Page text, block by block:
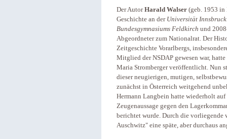
Der AutorHarald Walser (geb. 1953 in
Geschichte an der Universität Innsbruck
Bundesgymnasiums Feldkirch und
Abgeordneter zum Nationalrat. Der
Zeitgeschichte Vorarlbergs,
Mitglied der NSDAP gewesen war,
Maria Stromberger veröffentlicht. Nun
dieser neugierigen, mutigen,
zunächst in Österreich weitgehend
Hermann Langbein hatte wiederholt
Zeugenaussage gegen den
berichtet wurde. Durch die vorliegende
Auschwitz" eine späte, aber durchaus